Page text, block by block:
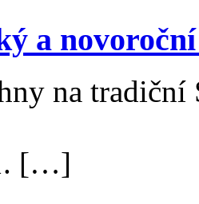
a
na
[…]